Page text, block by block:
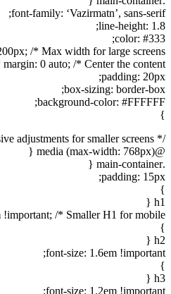
font-family: ‘Vazirmatn’, sans-serif;
line-height: 1.8;
color: #333;
/* Max width for large screens */
margin: 0 auto; /* Center the content */
padding: 20px;
box-sizing: border-box;
background-color: #FFFFFF;
}
/* Responsive adjustments for smaller screens */
@media (max-width: 768px) {
.main-container {
padding: 15px;
}
h1 {
/* Smaller H1 for mobile */
}
h2 {
font-size: 1.6em !important;
}
h3 {
font-size: 1.2em !important;